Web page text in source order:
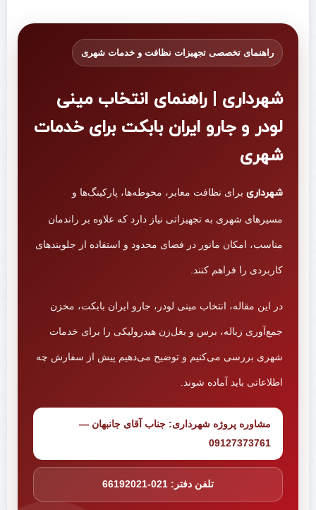
راهنمای تخصصی تجهیزات نظافت و خدمات شهری
شهرداری | راهنمای انتخاب مینی
لودر و جارو ایران بابکت برای خدمات
شهری
شهرداری برای نظافت معابر، محوطه‌ها، پارکینگ‌ها و
مسیرهای شهری به تجهیزاتی نیاز دارد که علاوه بر راندمان
مناسب، امکان مانور در فضای محدود و استفاده از جلوبندهای
کاربردی را فراهم کنند.
در این مقاله، انتخاب مینی لودر، جارو ایران بابکت، مخزن
جمع‌آوری زباله، برس و بغل‌زن هیدرولیکی را برای خدمات
شهری بررسی می‌کنیم و توضیح می‌دهیم پیش از سفارش چه
اطلاعاتی باید آماده شوند.
مشاوره پروژه شهرداری: جناب آقای جانبهان —
09127373761
تلفن دفتر: 021-66192021